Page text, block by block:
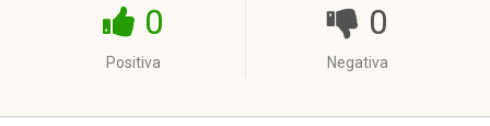
0
Positiva
0
Negativa